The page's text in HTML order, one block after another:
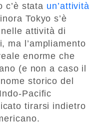
c’è stata un’attività
Tokyo s’è
attività di
ma l’ampliamento
enorme che
(e non a caso il
storico del
Pacific
tirarsi indietro